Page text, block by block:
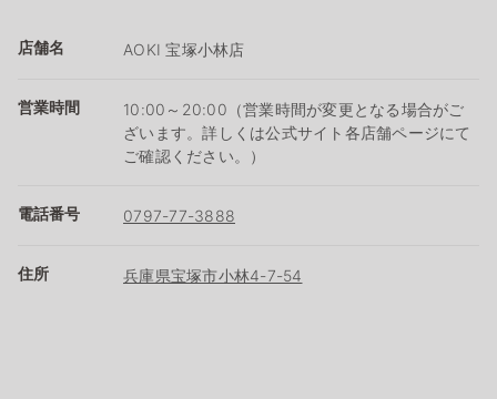
店舗名 AOKI 宝塚小林店
営業時間
10:00～20:00（営業時間が変更となる場合がご
ざいます。詳しくは公式サイト各店舗ページにて
ご確認ください。）
電話番号 0797-77-3888
住所 兵庫県宝塚市小林4-7-54